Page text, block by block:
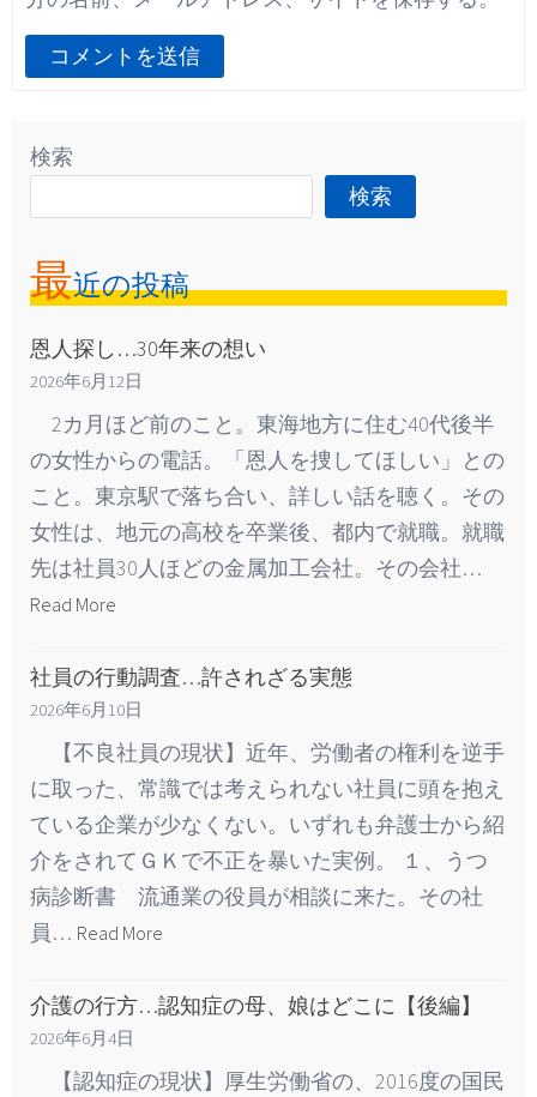
検索
検索
最近の投稿
恩人探し…30年来の想い
2026年6月12日
2カ月ほど前のこと。東海地方に住む40代後半
の女性からの電話。「恩人を捜してほしい」との
こと。東京駅で落ち合い、詳しい話を聴く。その
女性は、地元の高校を卒業後、都内で就職。就職
先は社員30人ほどの金属加工会社。その会社…
Read More
社員の行動調査…許されざる実態
2026年6月10日
【不良社員の現状】近年、労働者の権利を逆手
に取った、常識では考えられない社員に頭を抱え
ている企業が少なくない。いずれも弁護士から紹
介をされてＧＫで不正を暴いた実例。 １、うつ
病診断書 流通業の役員が相談に来た。その社
員… Read More
介護の行方…認知症の母、娘はどこに【後編】
2026年6月4日
【認知症の現状】厚生労働省の、2016度の国民